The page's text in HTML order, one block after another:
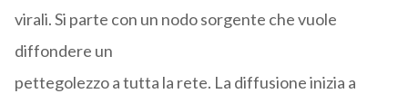
virali. Si parte con un nodo sorgente che vuole
diffondere un
pettegolezzo a tutta la rete. La diffusione inizia a